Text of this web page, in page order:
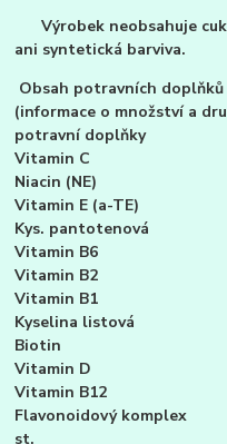
Výrobek neobsahuje
ani syntetická barviva.
Obsah potravních
(informace o množství a
potravní
Vitamin C
Niacin
Vitamin E (a-
Kys.
Vitamin
Vitamin
Vitamin
Kyselina
Biotin
Vitamin
Vitamin
Flavonoidový
st.